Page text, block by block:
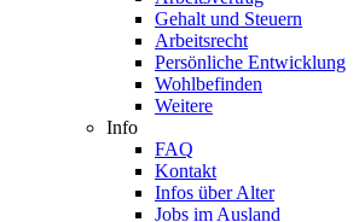
Gehalt und Steuern
Arbeitsrecht
Persönliche Entwicklung
Wohlbefinden
Weitere
Info
FAQ
Kontakt
Infos über Alter
Jobs im Ausland